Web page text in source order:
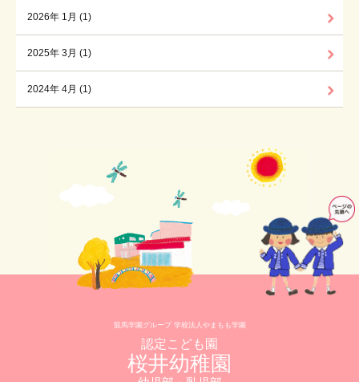
2026年 1月 (1)
2025年 3月 (1)
2024年 4月 (1)
龍馬学園グループ 学校法人やまもも学園
認定こども園
桜井幼稚園